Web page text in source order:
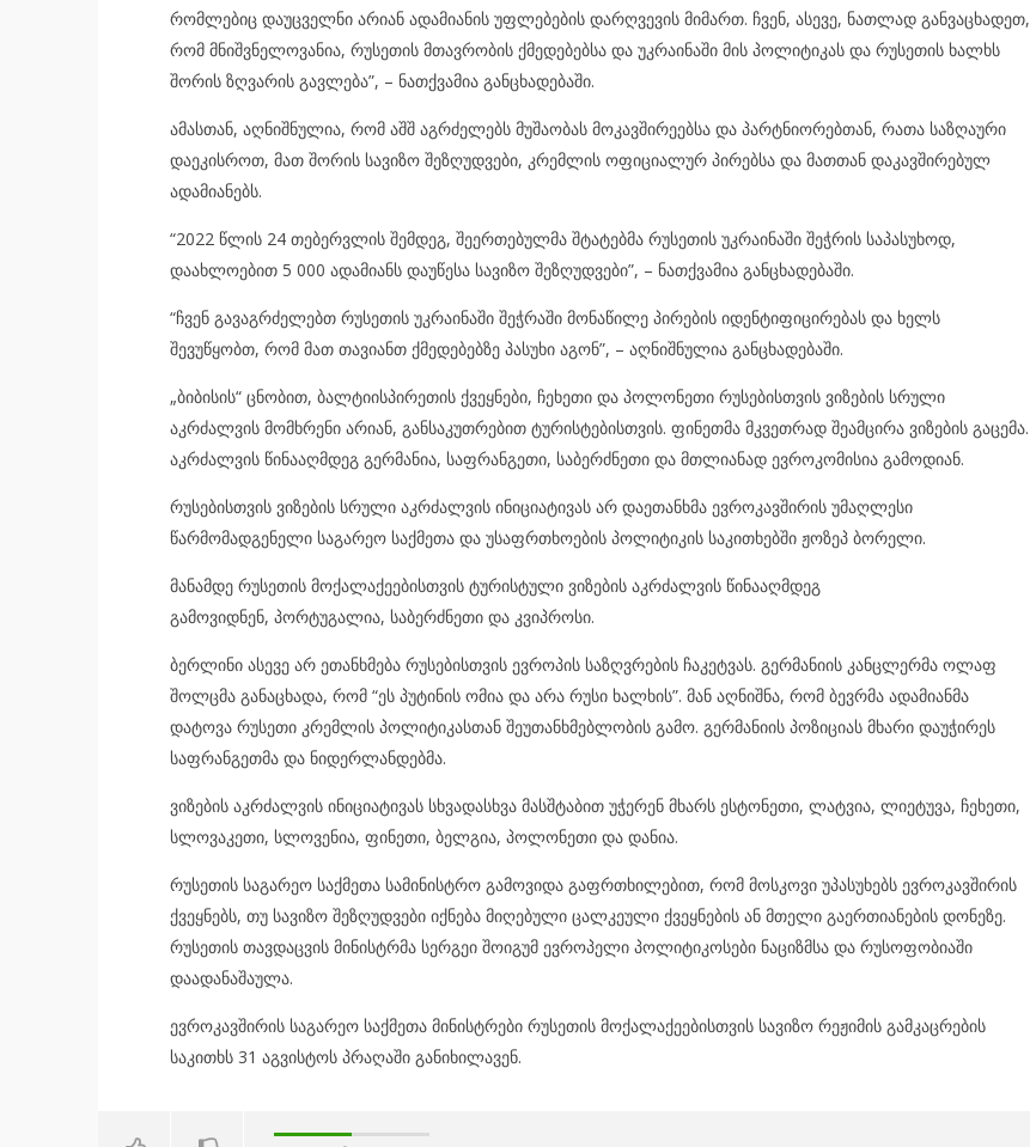
რომლებიც დაუცველნი არიან ადამიანის უფლებების დარღვევის მიმართ. ჩვენ, ასევე, ნათლად განვაცხადეთ,
რომ მნიშვნელოვანია, რუსეთის მთავრობის ქმედებებსა და უკრაინაში მის პოლიტიკას და რუსეთის ხალხს
შორის ზღვარის გავლება”, – ნათქვამია განცხადებაში.
ამასთან, აღნიშნულია, რომ აშშ აგრძელებს მუშაობას მოკავშირეებსა და პარტნიორებთან, რათა საზღაური
დაეკისროთ, მათ შორის სავიზო შეზღუდვები, კრემლის ოფიციალურ პირებსა და მათთან დაკავშირებულ
ადამიანებს.
“2022 წლის 24 თებერვლის შემდეგ, შეერთებულმა შტატებმა რუსეთის უკრაინაში შეჭრის საპასუხოდ,
დაახლოებით 5 000 ადამიანს დაუწესა სავიზო შეზღუდვები”, – ნათქვამია განცხადებაში.
“ჩვენ გავაგრძელებთ რუსეთის უკრაინაში შეჭრაში მონაწილე პირების იდენტიფიცირებას და ხელს
შევუწყობთ, რომ მათ თავიანთ ქმედებებზე პასუხი აგონ”, – აღნიშნულია განცხადებაში.
„ბიბისის“ ცნობით, ბალტიისპირეთის ქვეყნები, ჩეხეთი და პოლონეთი რუსებისთვის ვიზების სრული
აკრძალვის მომხრენი არიან, განსაკუთრებით ტურისტებისთვის. ფინეთმა მკვეთრად შეამცირა ვიზების გაცემა.
აკრძალვის წინააღმდეგ გერმანია, საფრანგეთი, საბერძნეთი და მთლიანად ევროკომისია გამოდიან.
რუსებისთვის ვიზების სრული აკრძალვის ინიციატივას არ დაეთანხმა ევროკავშირის უმაღლესი
წარმომადგენელი საგარეო საქმეთა და უსაფრთხოების პოლიტიკის საკითხებში ჟოზეპ ბორელი.
მანამდე რუსეთის მოქალაქეებისთვის ტურისტული ვიზების აკრძალვის წინააღმდეგ
გამოვიდნენ, პორტუგალია, საბერძნეთი და კვიპროსი.
ბერლინი ასევე არ ეთანხმება რუსებისთვის ევროპის საზღვრების ჩაკეტვას. გერმანიის კანცლერმა ოლაფ
შოლცმა განაცხადა, რომ “ეს პუტინის ომია და არა რუსი ხალხის”. მან აღნიშნა, რომ ბევრმა ადამიანმა
დატოვა რუსეთი კრემლის პოლიტიკასთან შეუთანხმებლობის გამო. გერმანიის პოზიციას მხარი დაუჭირეს
საფრანგეთმა და ნიდერლანდებმა.
ვიზების აკრძალვის ინიციატივას სხვადასხვა მასშტაბით უჭერენ მხარს ესტონეთი, ლატვია, ლიეტუვა, ჩეხეთი,
სლოვაკეთი, სლოვენია, ფინეთი, ბელგია, პოლონეთი და დანია.
რუსეთის საგარეო საქმეთა სამინისტრო გამოვიდა გაფრთხილებით, რომ მოსკოვი უპასუხებს ევროკავშირის
ქვეყნებს, თუ სავიზო შეზღუდვები იქნება მიღებული ცალკეული ქვეყნების ან მთელი გაერთიანების დონეზე.
რუსეთის თავდაცვის მინისტრმა სერგეი შოიგუმ ევროპელი პოლიტიკოსები ნაციზმსა და რუსოფობიაში
დაადანაშაულა.
ევროკავშირის საგარეო საქმეთა მინისტრები რუსეთის მოქალაქეებისთვის სავიზო რეჟიმის გამკაცრების
საკითხს 31 აგვისტოს პრაღაში განიხილავენ.